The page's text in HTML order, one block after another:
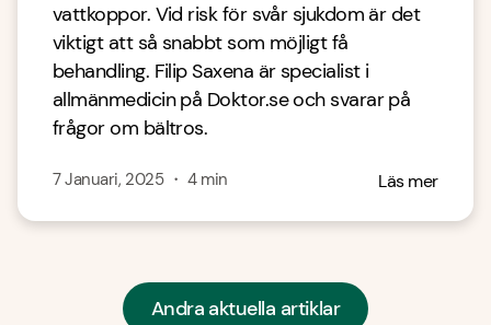
vattkoppor. Vid risk för svår sjukdom är det
viktigt att så snabbt som möjligt få
behandling. Filip Saxena är specialist i
allmänmedicin på Doktor.se och svarar på
frågor om bältros.
7 Januari, 2025・ 4min Läs mer
Andra aktuella artiklar